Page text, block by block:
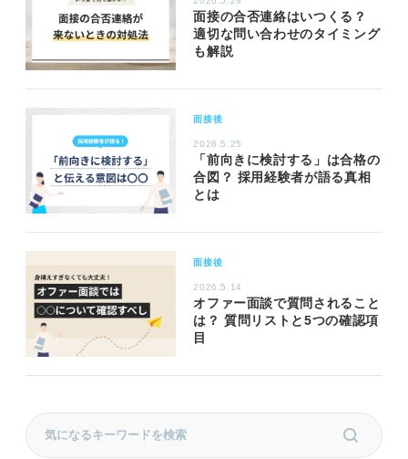
面接の合否連絡はいつくる？
適切な問い合わせのタイミング
も解説
面接後
2026.5.25
「前向きに検討する」は合格の
合図？ 採用経験者が語る真相
とは
面接後
2026.5.14
オファー面談で質問されること
は？ 質問リストと5つの確認項
目